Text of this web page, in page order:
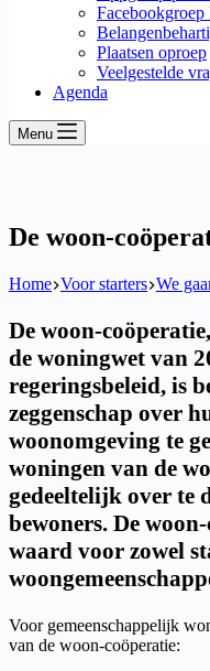
Plaatsen oproep
Veelgestelde
Agenda
Menu
De woon-
Home Voor starters We
De woon-
de woningwet van
regeringsbeleid, is
zeggenschap over
woonomgeving te
woningen van de
gedeeltelijk over te
bewoners. De
waard voor zowel
Voor gemeenschappelijk
van de woon-coöperatie: